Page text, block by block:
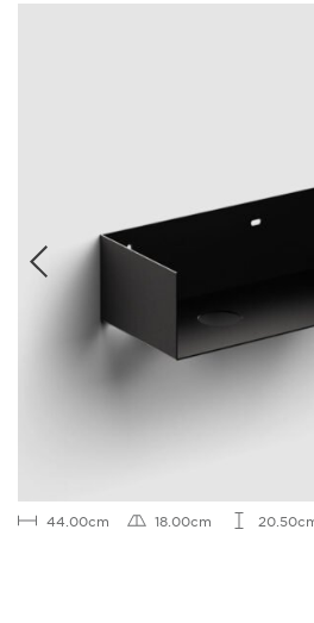
44.00cm 18.00cm